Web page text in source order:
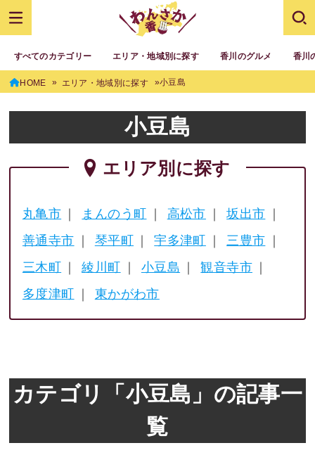
すべてのカテゴリー エリア・地域別に探す 香川のグルメ 香川
HOME エリア・地域別に探す 小豆島
小豆島
エリア別に探す
丸亀市 まんのう町 高松市
坂出市
善通寺市
琴平町 宇多津町
三豊市
三木町
綾川町 小豆島
観音寺市
多度津町
東かがわ市
カテゴリ「小豆島」の記事一
覧